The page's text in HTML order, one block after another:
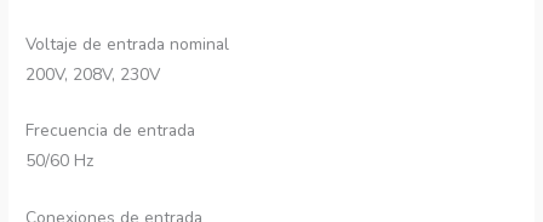
Voltaje de entrada nominal
200V, 208V, 230V
Frecuencia de entrada
50/60 Hz